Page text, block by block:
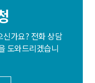
가요? 전화 상담
도와드리겠습니